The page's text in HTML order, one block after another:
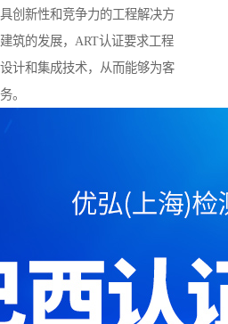
创新性和竞争力的工程解决方
筑的发展，ART认证要求工程
计和集成技术，从而能够为客
。